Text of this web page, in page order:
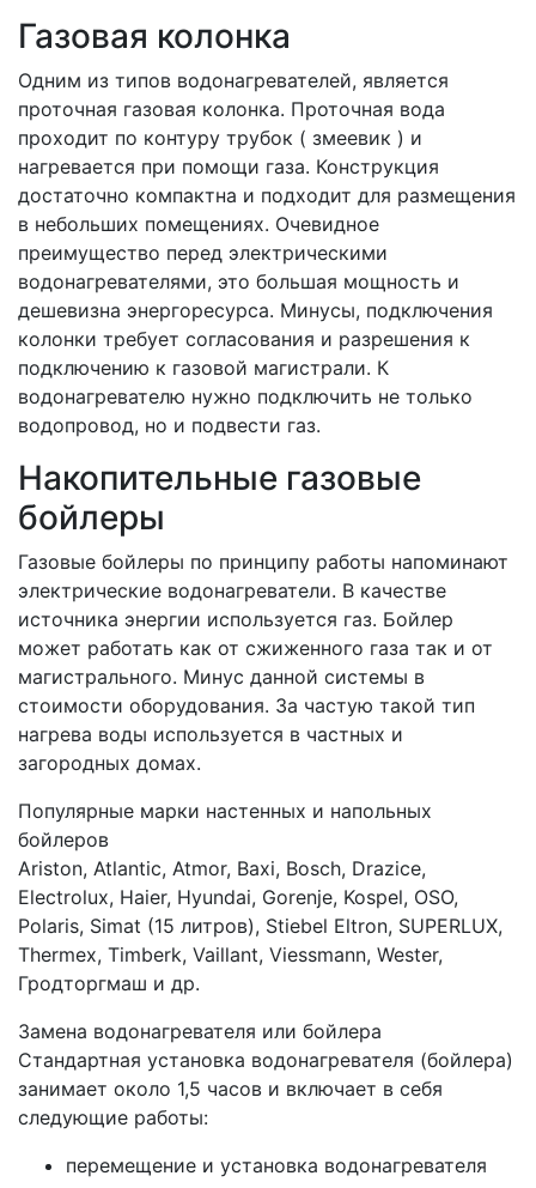
Газовая колонка
Одним из типов водонагревателей, является
проточная газовая колонка. Проточная вода
проходит по контуру трубок ( змеевик ) и
нагревается при помощи газа. Конструкция
достаточно компактна и подходит для размещения
в небольших помещениях. Очевидное
преимущество перед электрическими
водонагревателями, это большая мощность и
дешевизна энергоресурса. Минусы, подключения
колонки требует согласования и разрешения к
подключению к газовой магистрали. К
водонагревателю нужно подключить не только
водопровод, но и подвести газ.
Накопительные газовые
бойлеры
Газовые бойлеры по принципу работы напоминают
электрические водонагреватели. В качестве
источника энергии используется газ. Бойлер
может работать как от сжиженного газа так и от
магистрального. Минус данной системы в
стоимости оборудования. За частую такой тип
нагрева воды используется в частных и
загородных домах.
Популярные марки настенных и напольных
бойлеров
Ariston, Atlantic, Atmor, Baxi, Bosch, Drazice,
Electrolux, Haier, Hyundai, Gorenje, Kospel, OSO,
Polaris, Simat (15 литров), Stiebel Eltron, SUPERLUX,
Thermex, Timberk, Vaillant, Viessmann, Wester,
Гродторгмаш и др.
Замена водонагревателя или бойлера
Стандартная установка водонагревателя (бойлера)
занимает около 1,5 часов и включает в себя
следующие работы:
перемещение и установка водонагревателя